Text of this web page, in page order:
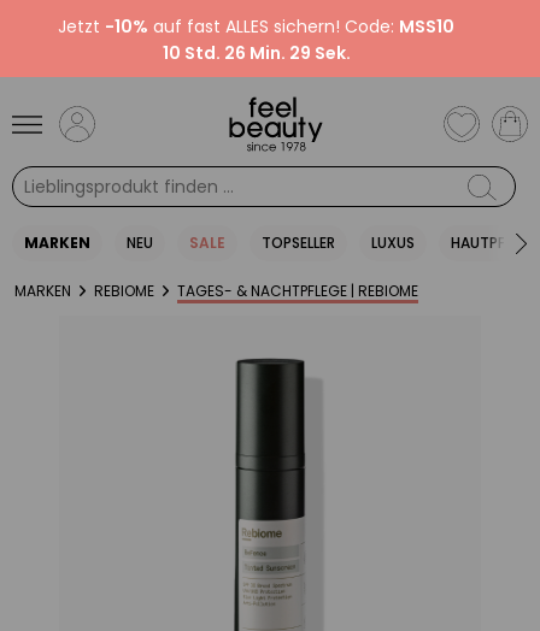
Jetzt -10% auf fast ALLES sichern! Code: MSS10
10 Std. 26 Min. 28 Sek.
MARKEN NEU SALE TOPSELLER LUXUS HAUTPFLEGE
MARKEN REBIOME TAGES- & NACHTPFLEGE | REBIOME